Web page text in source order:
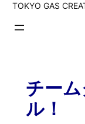
TOKYO GAS
チー
ル！